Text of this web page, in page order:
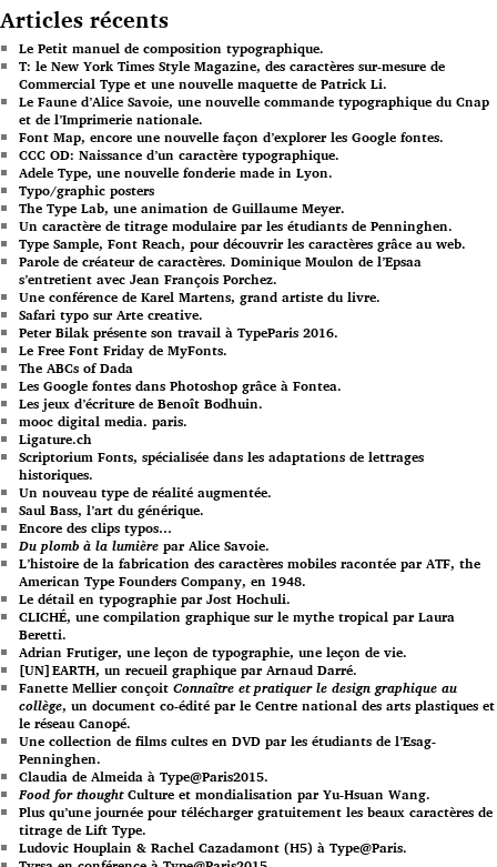
Articles récents
Le Petit manuel de composition typographique.
T: le New York Times Style Magazine, des caractères sur-mesure de
Commercial Type et une nouvelle maquette de Patrick Li.
Le Faune d’Alice Savoie, une nouvelle commande typographique du Cnap
et de l’Imprimerie nationale.
Font Map, encore une nouvelle façon d’explorer les Google fontes.
CCC OD: Naissance d’un caractère typographique.
Adele Type, une nouvelle fonderie made in Lyon.
Typo/graphic posters
The Type Lab, une animation de Guillaume Meyer.
Un caractère de titrage modulaire par les étudiants de Penninghen.
Type Sample, Font Reach, pour découvrir les caractères grâce au web.
Parole de créateur de caractères. Dominique Moulon de l’Epsaa
s’entretient avec Jean François Porchez.
Une conférence de Karel Martens, grand artiste du livre.
Safari typo sur Arte creative.
Peter Bilak présente son travail à TypeParis 2016.
Le Free Font Friday de MyFonts.
The ABCs of Dada
Les Google fontes dans Photoshop grâce à Fontea.
Les jeux d’écriture de Benoît Bodhuin.
mooc digital media. paris.
Ligature.ch
Scriptorium Fonts, spécialisée dans les adaptations de lettrages
historiques.
Un nouveau type de réalité augmentée.
Saul Bass, l’art du générique.
Encore des clips typos…
Du plomb à la lumière par Alice Savoie.
L’histoire de la fabrication des caractères mobiles racontée par ATF, the
American Type Founders Company, en 1948.
Le détail en typographie par Jost Hochuli.
CLICHÉ, une compilation graphique sur le mythe tropical par Laura
Beretti.
Adrian Frutiger, une leçon de typographie, une leçon de vie.
[UN]EARTH, un recueil graphique par Arnaud Darré.
Fanette Mellier conçoit Connaître et pratiquer le design graphique au
collège, un document co-édité par le Centre national des arts plastiques et
le réseau Canopé.
Une collection de films cultes en DVD par les étudiants de l’Esag-
Penninghen.
Claudia de Almeida à Type@Paris2015.
Food for thoughtCulture et mondialisation par Yu-Hsuan Wang.
Plus qu’une journée pour télécharger gratuitement les beaux caractères de
titrage de Lift Type.
Ludovic Houplain & Rachel Cazadamont (H5) à Type@Paris.